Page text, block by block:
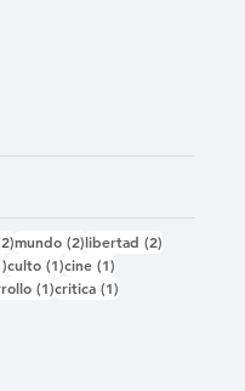
2 entradas
mundo (2)2 entradas
libertad (2)
1 entrada
culto (1)1 entrada
cine (1)
(1)1 entrada
critica (1)